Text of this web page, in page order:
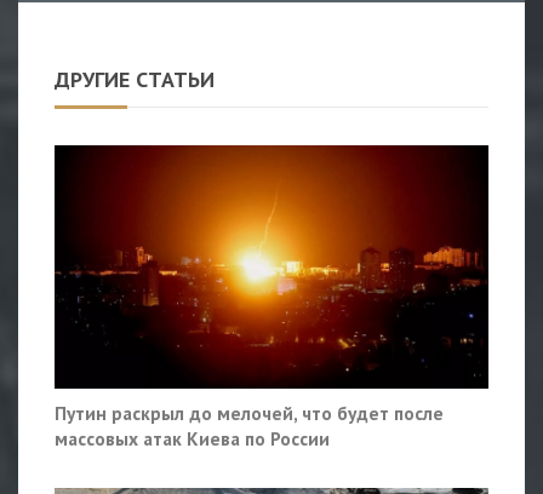
ДРУГИЕ СТАТЬИ
Путин раскрыл до мелочей, что будет после
массовых атак Киева по России